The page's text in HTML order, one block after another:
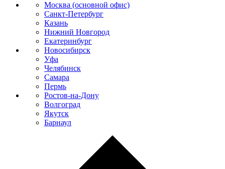
Москва (основной офис)
Санкт-Петербург
Казань
Нижний Новгород
Екатеринбург
Новосибирск
Уфа
Челябинск
Самара
Пермь
Ростов-на-Дону
Волгоград
Якутск
Барнаул